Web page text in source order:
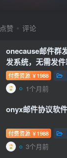
点赞 评论
onecause邮件群
发系统，无需发
付费资源 ￥ 1988
1个月前
onyx邮件协议软
付费资源 ￥ 1988
3个月前